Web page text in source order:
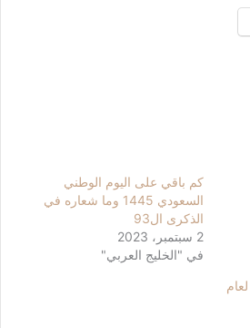
كم باقي على اليوم الوطني
السعودي 1445 وما شعاره في
الذكرى ال93
2 سبتمبر، 2023
في "الخليج العربي"
مشاركات اليوم الوطني 93 لعام